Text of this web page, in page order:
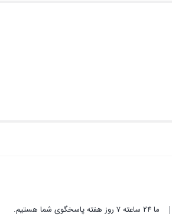
ما 24 ساعته 7 روز هفته پاسخگوی شما هستیم.